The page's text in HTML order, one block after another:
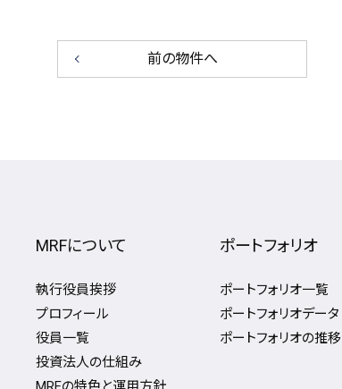
前の物件へ
MRFについて
執行役員挨拶
プロフィール
役員一覧
投資法人の仕組み
ポートフォリオ
ポートフォリオ一覧
ポートフォリオデータ
ポートフォリオの推移